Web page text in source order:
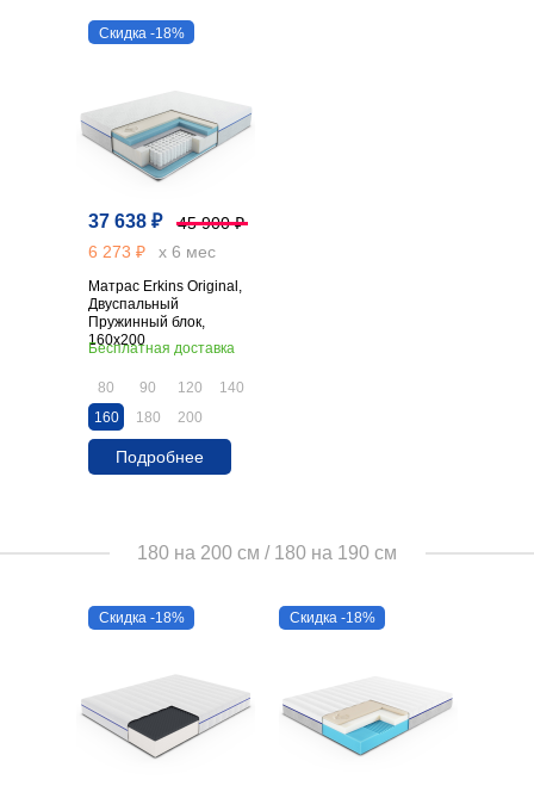
Подробнее
37 638 ₽ 45 900 ₽
Матрас Erkins Original,
Двуспальный
Пружинный блок,
160х200
Бесплатная доставка
6 273 ₽ х 6 мес
80 90 120
140
160
180 200
Скидка -18%
180 на 200 см / 180 на 190 см
Скидка -18% Скидка -18%